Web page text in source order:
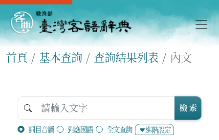
首頁 基本查詢 查詢結果列表 內文
詞目音讀 對應國語 全文查詢 進階設定
檢 索